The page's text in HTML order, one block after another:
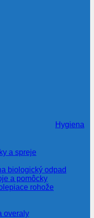
Hygiena
a spreje
biologický odpad
a pomôcky
rohože
overaly